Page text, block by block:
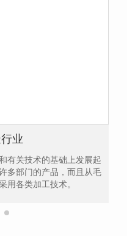
业
有关技术的基础上发展起
多部门的产品，而且从毛
用各类加工技术。